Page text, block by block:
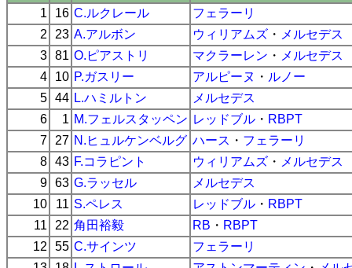
1
16 C.ルクレール
フェラーリ
2
23 A.アルボン ウィリアムズ ・ メルセデス
3 81 O.ピアストリ マクラーレン ・ メルセデス
4
10 P.ガスリー アルピーヌ ・ ルノー
5 44 L.ハミルトン
メルセデス
6
1 M.フェルスタッペン レッドブル ・ RBPT
7
27 N.ヒュルケンベルグ ハース ・ フェラーリ
8 43 F.コラピント ウィリアムズ ・ メルセデス
9 63 G.ラッセル
メルセデス
10
11 S.ペレス レッドブル ・ RBPT
11
22 角田裕毅 RB ・ RBPT
12
55 C.サインツ
フェラーリ